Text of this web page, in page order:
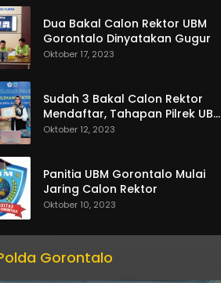
Dua Bakal Calon Rektor UBM
Gorontalo Dinyatakan Gugur
Oktober 17, 2023
Sudah 3 Bakal Calon Rektor
Mendaftar, Tahapan Pilrek UBM
Gorontalo Makin Seru
Oktober 12, 2023
Panitia UBM Gorontalo Mulai
Jaring Calon Rektor
Oktober 10, 2023
Gorontalo